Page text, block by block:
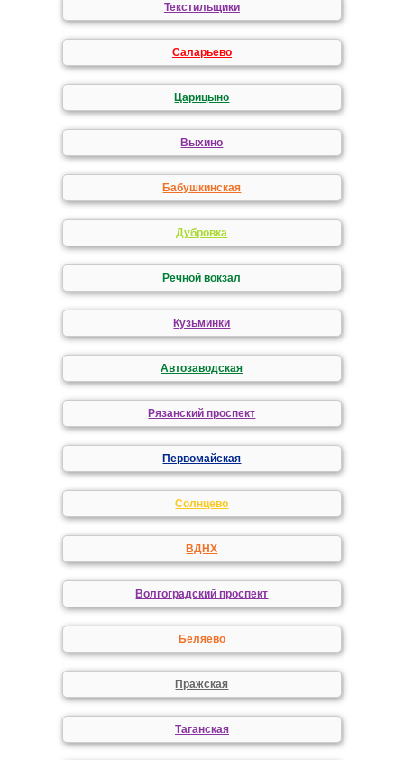
Текстильщики
Саларьево
Царицыно
Выхино
Бабушкинская
Дубровка
Речной вокзал
Кузьминки
Автозаводская
Рязанский проспект
Первомайская
Солнцево
ВДНХ
Волгоградский проспект
Беляево
Пражская
Таганская